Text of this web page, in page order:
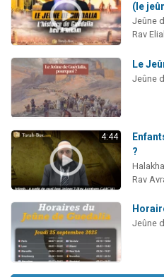
(le
Jeûne
Rav
Le
Jeûne
4:44
?
Rav
Jeûne